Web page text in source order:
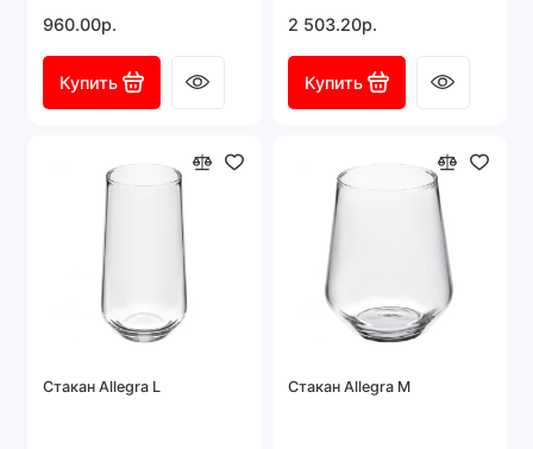
960.00р.
Купить
2 503.20р.
Купить
Стакан Allegra L Стакан Allegra M